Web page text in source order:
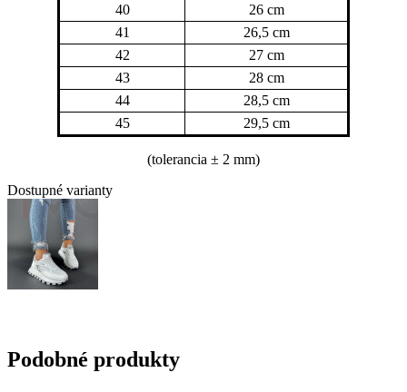
40
26 cm
41
26,5 cm
42
27 cm
43
28 cm
44
28,5 cm
45
29,5 cm
(tolerancia ± 2 mm)
Dostupné varianty
Podobné produkty